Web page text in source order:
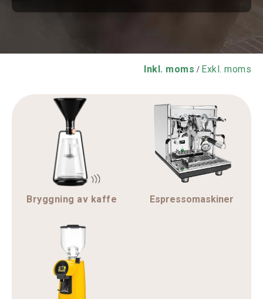
Inkl. moms / Exkl. moms
Bryggning av kaffe Espressomaskiner